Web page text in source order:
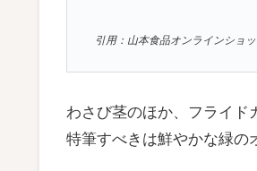
引用：山本食品オンラインショ
わさび茎のほか、フライド
特筆すべきは鮮やかな緑の